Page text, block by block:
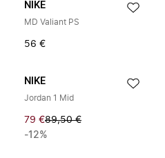
NIKE
MD Valiant PS
56 €
NIKE
Jordan 1 Mid
79 €89,50 €
-12%